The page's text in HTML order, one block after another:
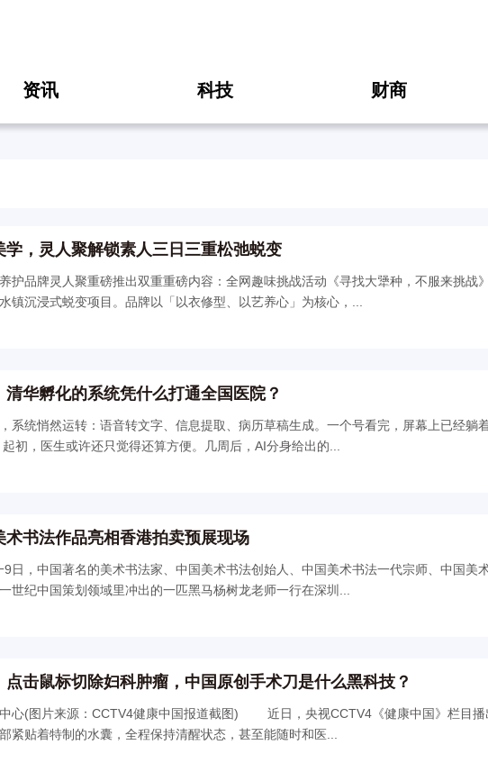
资讯 科技 财商
，灵人聚解锁素人三日三重松弛蜕变
品牌灵人聚重磅推出双重重磅内容：全网趣味挑战活动《寻找大犟种，不服来挑战
镇沉浸式蜕变项目。品牌以「以衣修型、以艺养心」为核心，...
华孵化的系统凭什么打通全国医院？
系统悄然运转：语音转文字、信息提取、病历草稿生成。一个号看完，屏幕上已经躺
医生核对、确认、签字。 起初，医生或许还只觉得还算方便。几周后，AI分身给出的...
书法作品亮相香港拍卖预展现场
，中国著名的美术书法家、中国美术书法创始人、中国美术书法一代宗师、中国美
世纪中国策划领域里冲出的一匹黑马杨树龙老师一行在深圳...
击鼠标切除妇科肿瘤，中国原创手术刀是什么黑科技？
中国报道截图) 近日，央视CCTV4《健康中国》栏目播出了一幕充满科幻感的治疗场景：
紧贴着特制的水囊，全程保持清醒状态，甚至能随时和医...